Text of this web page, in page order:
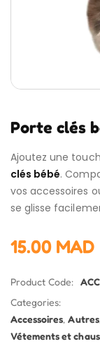
Porte clés
Ajoutez une
clés bébé.
vos accessoires
se glisse
15.00 MAD
Product Code:
Categories:
Accessoires,Autres,
Vétements et